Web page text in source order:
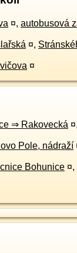
¤, autobusová
¤,
¤
⇒ Rakovecká ¤,
Pole, nádraží
Bohunice ¤,